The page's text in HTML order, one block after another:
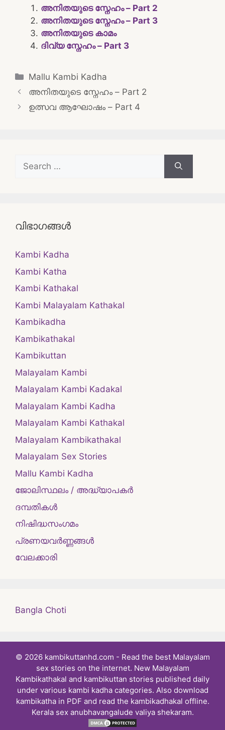
അനിതയുടെ സ്നേഹം – Part 2
അനിതയുടെ സ്നേഹം – Part 3
അനിതയുടെ കാമം
ദിവ്യ സ്നേഹം – Part 3
Categories
Mallu Kambi Kadha
Post
navigation
അനിതയുടെ സ്നേഹം – Part 2
ഉത്സവ ആഘോഷം – Part 4
Search
for:
വിഭാഗങ്ങൾ
Kambi Kadha
Kambi Katha
Kambi Kathakal
Kambi Malayalam Kathakal
Kambikadha
Kambikathakal
Kambikuttan
Malayalam Kambi
Malayalam Kambi Kadakal
Malayalam Kambi Kadha
Malayalam Kambi Kathakal
Malayalam Kambikathakal
Malayalam Sex Stories
Mallu Kambi Kadha
ജോലിസ്ഥലം / അദ്ധ്യാപകർ
ദമ്പതികള്‍
നിഷിദ്ധസംഗമം
പ്രണയവർണ്ണങ്ങൾ
വേലക്കാരി
Bangla Choti
© 2026 kambikuttanhd.com - Read the best Malayalam
sex stories on the internet. New Malayalam
Kambikathakal and kambikuttan stories published daily
under various kambi kadha categories. Also download
kambikatha in PDF and read the kambikadhakal offline.
Kerala sex anubhavangalude valiya shekaram.